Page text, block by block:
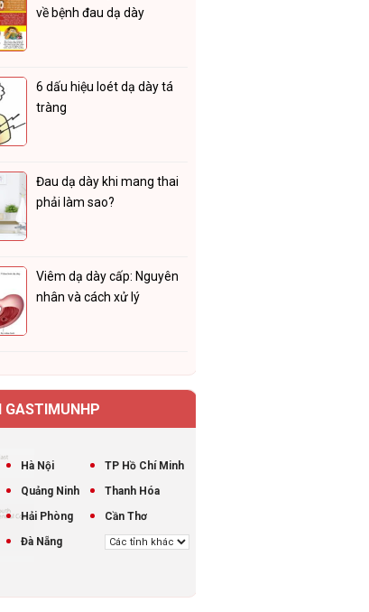
về bệnh đau dạ dày
6 dấu hiệu loét dạ dày tá
tràng
Đau dạ dày khi mang thai
phải làm sao?
Viêm dạ dày cấp: Nguyên
nhân và cách xử lý
GASTIMUNHP
Hà Nội
TP Hồ Chí Minh
Quảng Ninh
Thanh Hóa
Hải Phòng
Cần Thơ
Đà Nẵng